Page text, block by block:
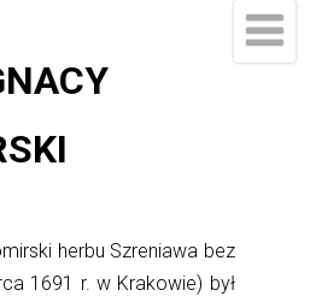
herbu Szreniawa bez
1691 r. w Krakowie) był